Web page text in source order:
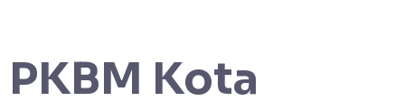
PKBM Kota